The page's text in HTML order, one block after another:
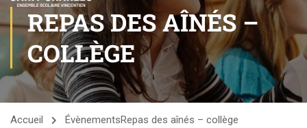
REPAS DES AÎNÉS –
COLLÈGE
Accueil ÉvènementsRepas des aînés – collège